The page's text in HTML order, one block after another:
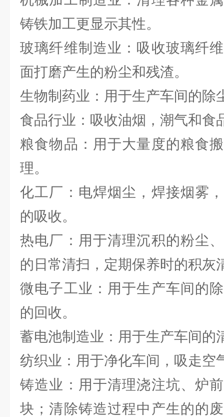
铸铁加工更显示其性。
玻璃纤维制造业：吸收玻璃纤
面打磨产生的粉尘和残渣。
生物制药业：用于生产车间的除
食品行业：吸收油烟，潮气和食
粮食物品：用于大量度的粮食
理。
化工厂：电焊烟尘，焊接烟雾
的吸收。
热电厂：用于清理沉积的粉尘
的日常清扫，定期保养时的积灰
微电子工业：用于生产车间的
的回收。
蓄电池制造业：用于生产车间的
纺织业：用于净化车间，吸走空
铸造业：用于清理浇注坑、炉
块；清除铸造过程中产生的的